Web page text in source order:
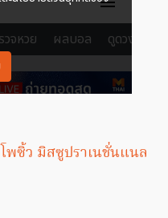
ซิ้ว มิสซูปราเนชั่นแนล